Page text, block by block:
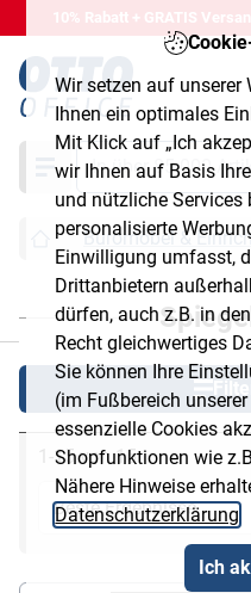
Wir setzen auf unserer
Ihnen ein optimales
Mit Klick auf „Ich
wir Ihnen auf Basis
und nützliche Services
personalisierte
Einwilligung umfasst,
Drittanbietern
dürfen, auch z.B. in
Recht gleichwertiges
Sie können Ihre
(im Fußbereich
essenzielle Cookies
Shopfunktionen wie
Nähere Hinweise
Datenschutzerklärung
Ich
10% Rabatt + GRATIS
Suche
Büromöbel &
1-15 von 15